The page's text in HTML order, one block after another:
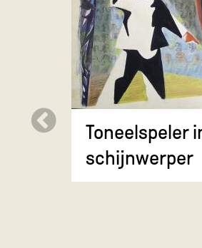
Toneelspeler
schijnwerper